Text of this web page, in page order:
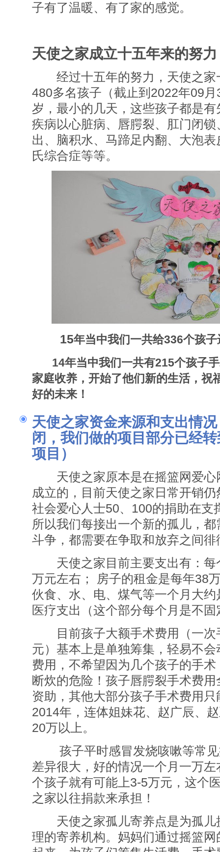
子有了温暖、有了家的感觉。
天使之家成立十五年来的努力
经过十五年的努力，天使之家
480多名孩子（截止到2022年09
岁，最小的几天，这些孩子都是
疾病以心脏病、唇腭裂、肛门闭
出、脑积水、马蹄足内翻、大泡
氏综合症等等。
15年当中我们一共给336个孩
14年当中我们一共有215个孩子手
家庭收养，开始了他们新的生活，祝
好的未来！
天使之家资金来源和支出情
闭，我们做的项目部分已经
项目）
天使之家原本是在摇篮网爱心
成立的，目前天使之家日常开销
社会爱心人士50、100的捐助在支
所以我们每接出一个新的孤儿，
斗争，都需要在争取和放弃之间徘
天使之家目前主要支出有：每
万元左右； 房子的租金是每年38
伙食、水、电、煤气等一个月大
医疗支出（这个部分每个月是不固
目前孩子大额手术费用（一次
元）基本上是单独筹集，轻易不
费用，不希望因为几个孩子的手
断炊的危险！孩子唇腭裂手术费
资助，其他大部分孩子手术费用
2014年，连体姐妹花、赵广辰、
20万以上。
孩子平时感冒发烧咳嗽等常见
差异很大，好的情况一个月一万
个孩子就有可能上3-5万元，这个
之家以往捐款来承担！
天使之家孤儿寄养点是为孤儿
理的寄养机构。妈妈们通过摇篮